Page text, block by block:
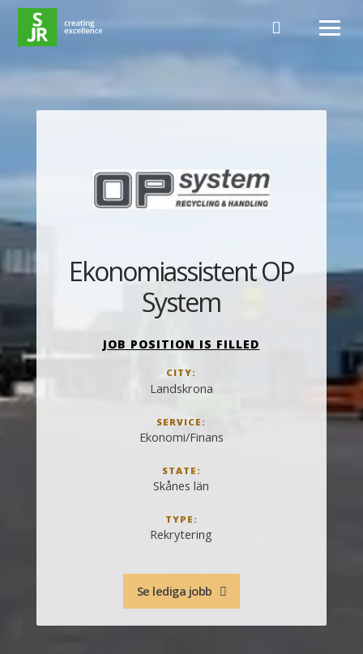
Hoppa till innehåll
JOB POSITION IS FILLED
CITY:
Landskrona
SERVICE:
Ekonomi/Finans
STATE:
Skånes län
TYPE:
Rekrytering
Ekonomiassistent OP
System
Se lediga jobb